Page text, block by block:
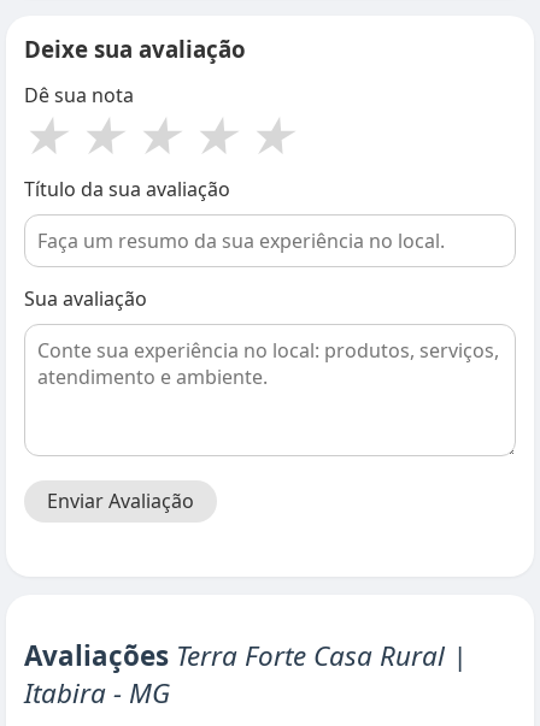
Deixe sua avaliação
Dê sua nota
★ ★ ★ ★ ★
Título da sua avaliação
Sua avaliação
Enviar Avaliação
Avaliações Terra Forte Casa Rural |
Itabira - MG